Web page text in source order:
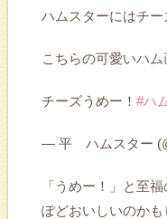
ハムスターにはチー
こちらの可愛いハ
チーズうめー！ #ハ
— 平 ハムスター
「うめー！」と至
ぽどおいしいのかも